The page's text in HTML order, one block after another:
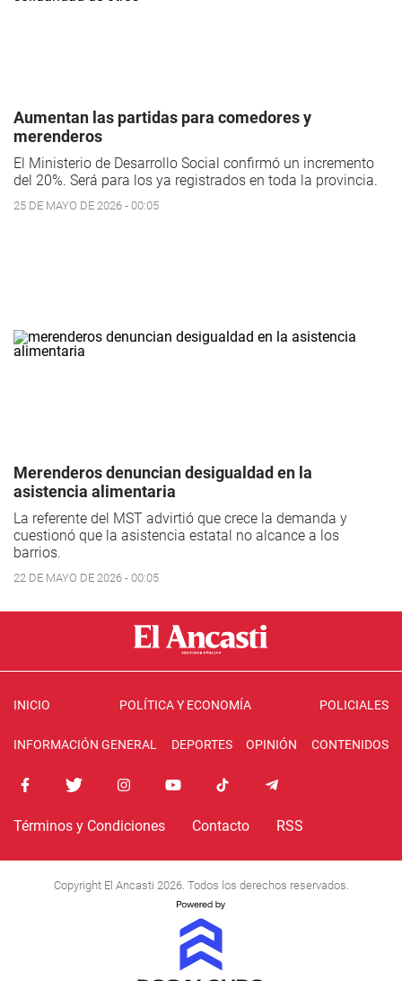
Aumentan las partidas para comedores y
merenderos
El Ministerio de Desarrollo Social confirmó un incremento
del 20%. Será para los ya registrados en toda la provincia.
25 DE MAYO DE 2026 - 00:05
Merenderos denuncian desigualdad en la
asistencia alimentaria
La referente del MST advirtió que crece la demanda y
cuestionó que la asistencia estatal no alcance a los
barrios.
22 DE MAYO DE 2026 - 00:05
INICIO POLÍTICA Y ECONOMÍA POLICIALES
INFORMACIÓN GENERAL DEPORTES OPINIÓN CONTENIDOS
Términos y Condiciones Contacto RSS
Copyright El Ancasti 2026. Todos los derechos reservados.